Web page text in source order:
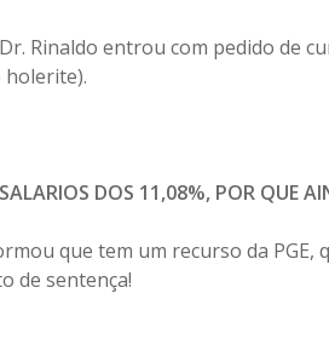
Rinaldo entrou com pedido de
holerite).
DOS 11,08%, POR QUE
que tem um recurso da
de sentença!